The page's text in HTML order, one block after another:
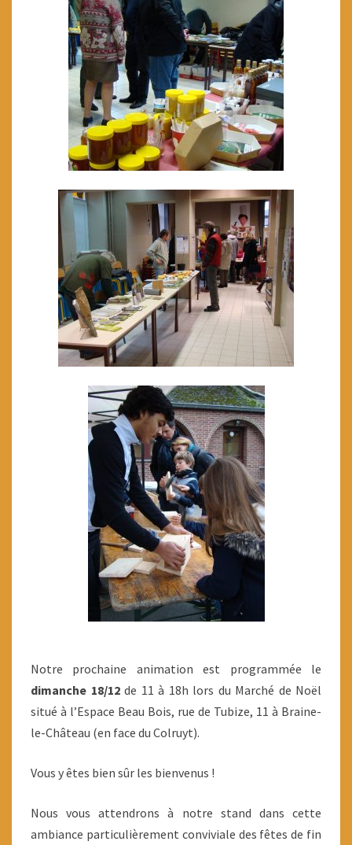
Notre prochaine animation est programmée le
dimanche 18/12de 11 à 18h lors du Marché de Noël
situé à l’Espace Beau Bois, rue de Tubize, 11 à Braine-
le-Château (en face du Colruyt).
Vous y êtes bien sûr les bienvenus !
Nous vous attendrons à notre stand dans cette
ambiance particulièrement conviviale des fêtes de fin